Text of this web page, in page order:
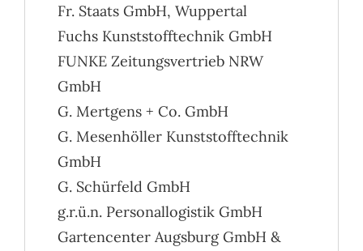
Fr. Staats GmbH, Wuppertal
Fuchs Kunststofftechnik GmbH
FUNKE Zeitungsvertrieb NRW
GmbH
G. Mertgens + Co. GmbH
G. Mesenhöller Kunststofftechnik
GmbH
G. Schürfeld GmbH
g.r.ü.n. Personallogistik GmbH
Gartencenter Augsburg GmbH &